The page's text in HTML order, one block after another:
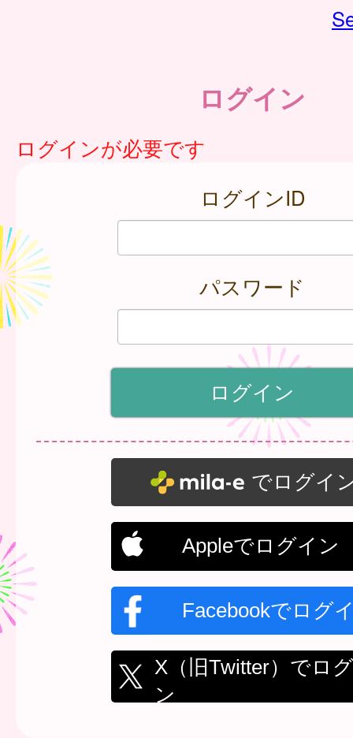
ログイン
ログインが必要です
ログインID
パスワード
でログイ
Appleでログイン
Facebookでログ
X（旧Twitter）でロ
ン